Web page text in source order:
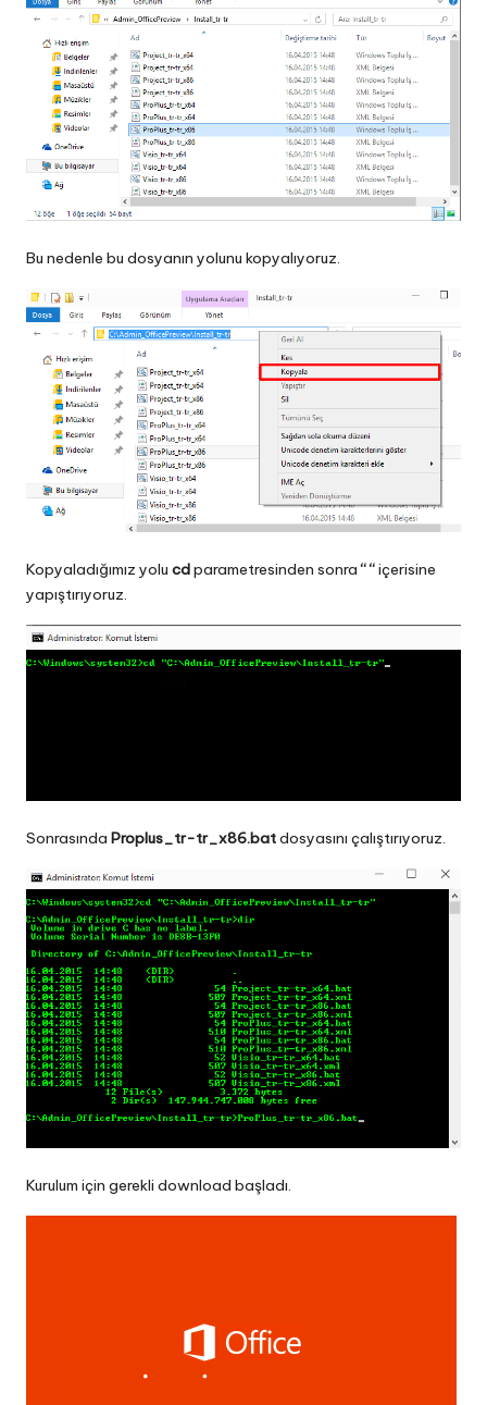
Bu nedenle bu dosyanın yolunu kopyalıyoruz.
Kopyaladığımız yolu cdparametresinden sonra“ “içerisine
yapıştırıyoruz.
Sonrasında Proplus_tr-tr_x86.batdosyasını çalıştırıyoruz.
Kurulum için gerekli download başladı.